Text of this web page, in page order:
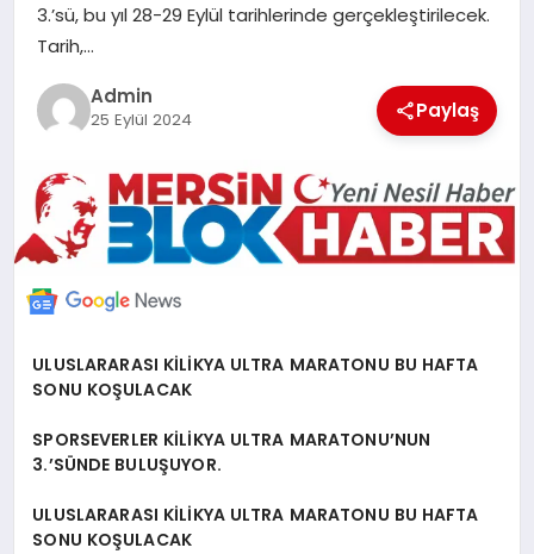
ILETİŞİM
KÜNYE
3.’sü, bu yıl 28-29 Eylül tarihlerinde gerçekleştirilecek.
Tarih,…
Admin
25 Eylül 2024 Paylaş
ULUSLARARASI KİLİKYA ULTRA MARATONU BU HAFTA
SONU KOŞULACAK
SPORSEVERLER KİLİKYA ULTRA MARATONU’NUN
3.’SÜNDE BULUŞUYOR.
ULUSLARARASI KİLİKYA ULTRA MARATONU BU HAFTA
SONU KOŞULACAK